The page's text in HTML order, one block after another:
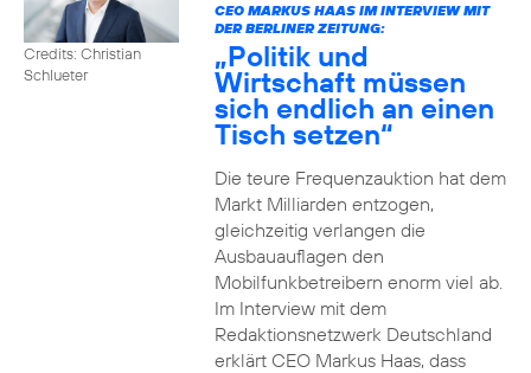
Credits: Christian
Schlueter
CEO MARKUS HAAS IM INTERVIEW MIT
DER BERLINER ZEITUNG:
„Politik und
Wirtschaft müssen
sich endlich an einen
Tisch setzen“
Die teure Frequenzauktion hat dem
Markt Milliarden entzogen,
gleichzeitig verlangen die
Ausbauauflagen den
Mobilfunkbetreibern enorm viel ab.
Im Interview mit dem
Redaktionsnetzwerk Deutschland
erklärt CEO Markus Haas, dass